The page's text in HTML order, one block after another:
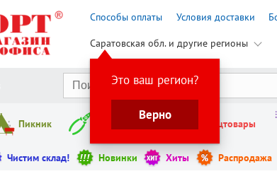
Способы оплаты Условия доставки
Саратовская обл. и другие регионы
Это ваш регион?
Верно
Пикник Инструменты Канцтовары
Чистим склад! Новинки Хиты Распродажа